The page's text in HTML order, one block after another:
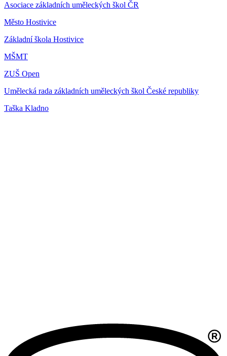
Asociace základních uměleckých škol ČR
Město Hostivice
Základní škola Hostivice
MŠMT
ZUŠ Open
Umělecká rada základních uměleckých škol České republiky
Taška Kladno